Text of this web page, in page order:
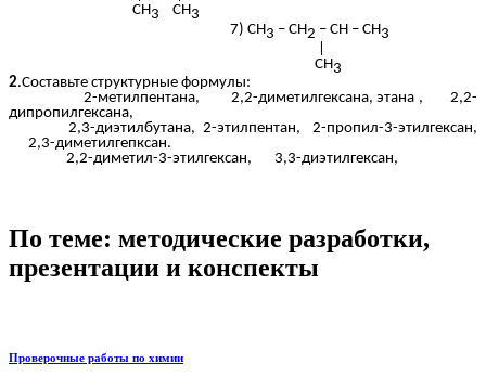
СН3 СН3
7) СН3 – СН2 – СН – СН3
СН3
2.Составьте структурные формулы:
2-метилпентана, 2,2-диметилгексана, этана , 2,2-
дипропилгексана,
2,3-диэтилбутана, 2-этилпентан, 2-пропил-3-этилгексан,
2,3-диметилгепксан.
2,2-диметил-3-этилгексан, 3,3-диэтилгексан,
По теме: методические разработки,
презентации и конспекты
Проверочные работы по химии